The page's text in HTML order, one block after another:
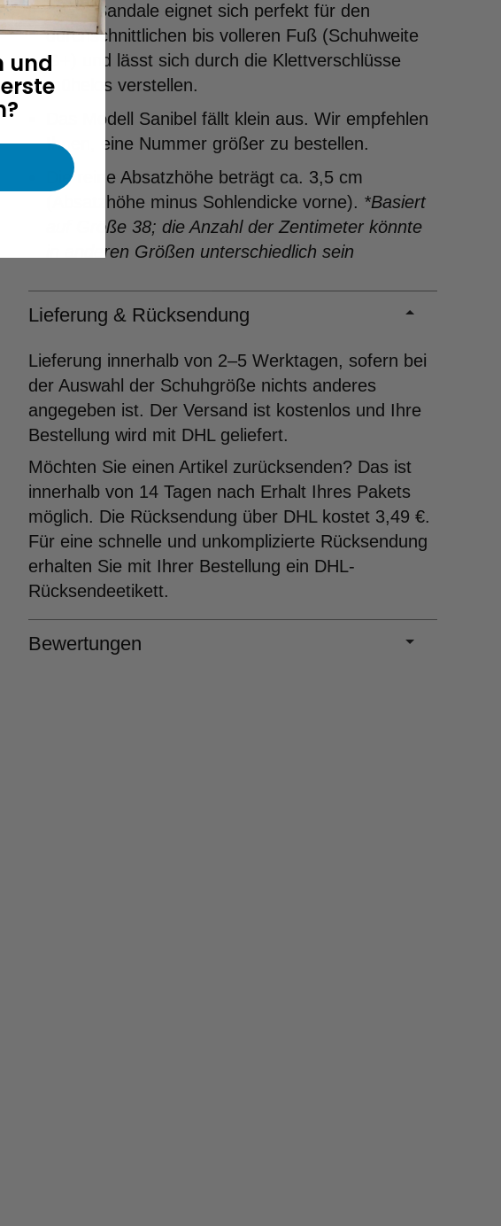
Diese Sandale eignet sich perfekt für den
durchschnittlichen bis volleren Fuß (Schuhweite
G+) und lässt sich durch die Klettverschlüsse
mühelos verstellen.
Das Modell Sanibel fällt klein aus. Wir empfehlen
Ihnen, eine Nummer größer zu bestellen.
Die reine Absatzhöhe beträgt ca. 3,5 cm
(Absatzhöhe minus Sohlendicke vorne). *Basiert
auf Größe 38; die Anzahl der Zentimeter könnte
in anderen Größen unterschiedlich sein
Lieferung & Rücksendung
Lieferung innerhalb von 2–5 Werktagen, sofern bei
der Auswahl der Schuhgröße nichts anderes
angegeben ist. Der Versand ist kostenlos und Ihre
Bestellung wird mit DHL geliefert.
Möchten Sie einen Artikel zurücksenden? Das ist
innerhalb von 14 Tagen nach Erhalt Ihres Pakets
möglich. Die Rücksendung über DHL kostet 3,49 €.
Für eine schnelle und unkomplizierte Rücksendung
erhalten Sie mit Ihrer Bestellung ein DHL-
Rücksendeetikett.
Bewertungen
und